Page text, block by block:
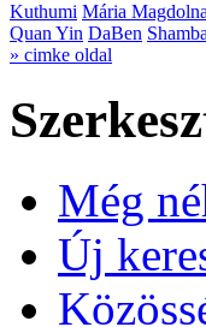
Kuthumi Mária
Quan Yin DaBen
» cimke oldal
Még
Új